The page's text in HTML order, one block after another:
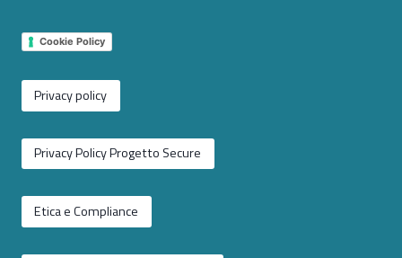
Cookie Policy
Privacy policy
Privacy Policy Progetto Secure
Etica e Compliance